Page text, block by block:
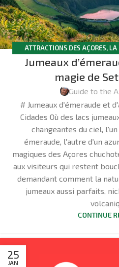
ATTRACTIONS DES AÇORES, LA
AÇORES,
Jumeaux
magie de
Guide to the
# Jumeaux d'émeraude et
Cidades Où des lacs
changeantes du ciel,
émeraude, l'autre d'un
magiques des Açores
aux visiteurs qui restent
demandant comment la
jumeaux aussi parfaits,
CONTINUE
25
JAN